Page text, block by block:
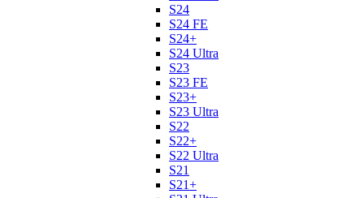
S24
S24 FE
S24+
S24 Ultra
S23
S23 FE
S23+
S23 Ultra
S22
S22+
S22 Ultra
S21
S21+